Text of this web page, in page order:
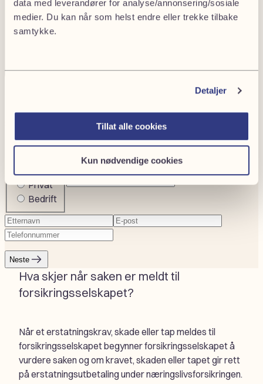
data med leverandører for analyse/annonsering/sosiale
medier. Du kan når som helst endre eller trekke tilbake
samtykke.
Detaljer
Tillat alle cookies
Kun nødvendige cookies
Send oss en henvendelse, så tar vi kontakt.
Company
or
private
Privat
Bedrift
Fornavn(Påkrevd)
Etternavn
E-
Telefonnummer
Neste
Hva skjer når saken er meldt til
forsikringsselskapet?
Når et erstatningskrav, skade eller tap meldes til
forsikringsselskapet begynner forsikringsselskapet å
vurdere saken og om kravet, skaden eller tapet gir rett
på erstatningsutbetaling under næringslivsforsikringen.